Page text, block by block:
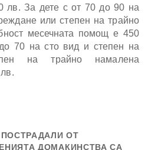
лв. За дете с от 70 до 90 на
или степен на трайно
месечната помощ е 450
70 на сто вид и степен на
на трайно намалена
ПОСТРАДАЛИ ОТ
ДОМАКИНСТВА СА